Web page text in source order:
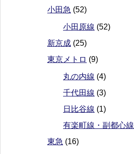
小田急 (52)
小田原線 (52)
新京成 (25)
東京メトロ (9)
丸の内線 (4)
千代田線 (3)
日比谷線 (1)
有楽町線・副都心線
東急 (16)